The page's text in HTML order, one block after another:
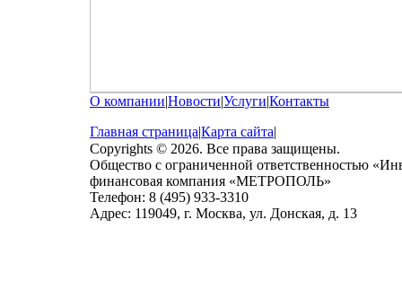
О компании|Новости|Услуги|Контакты
Главная страница|Карта сайта|
Copyrights © 2026. Все права защищены.
Общество с ограниченной ответственностью
финансовая компания «МЕТРОПОЛЬ»
Телефон: 8 (495) 933-3310
Адрес: 119049, г. Москва, ул. Донская, д. 13